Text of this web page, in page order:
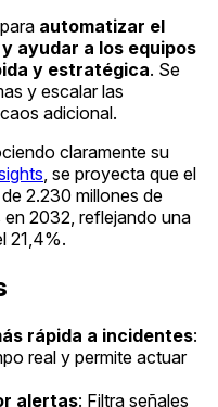
automatizar el
ayudar a los equipos
y estratégica. Se
y escalar las
adicional.
claramente su
, se proyecta que el
2.230 millones de
2032, reflejando una
21,4%.
rápida a incidentes:
real y permite actuar
alertas: Filtra señales